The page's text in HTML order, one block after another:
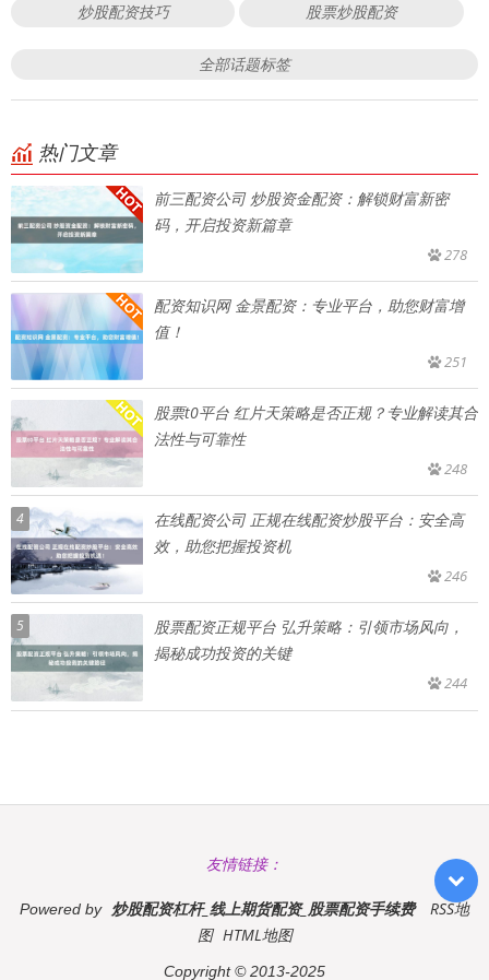
炒股配资技巧 股票炒股配资
全部话题标签
热门文章
前三配资公司 炒股资金配资：解锁财富新密
码，开启投资新篇章
278
配资知识网 金景配资：专业平台，助您财富增
值！
251
股票t0平台 红片天策略是否正规？专业解读其合
法性与可靠性
248
4
在线配资公司 正规在线配资炒股平台：安全高
效，助您把握投资机
246
5
股票配资正规平台 弘升策略：引领市场风向，
揭秘成功投资的关键
244
友情链接：
Powered by 炒股配资杠杆_线上期货配资_股票配资手续费
RSS地
图 HTML地图
Copyright© 2013-2025